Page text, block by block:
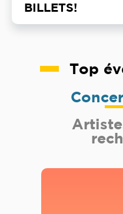
BILLETS!
Top